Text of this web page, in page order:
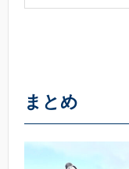
まとめ